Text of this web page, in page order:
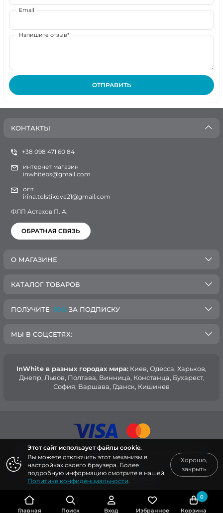
Главная Поиск Вход Избранное
0
Корзина
Email
Напишите отзыв*
ОТПРАВИТЬ
КОНТАКТЫ
+38 098 471 60 84
интернет магазин
inwhitebs@gmail.com
опт
irina.tolstikova21@gmail.com
ФЛП Астахов П. А.
ОБРАТНАЯ СВЯЗЬ
О МАГАЗИНЕ
КАТАЛОГ ТОВАРОВ
ПОЛУЧИТЕ -10% ЗА ПОДПИСКУ
МЫ В СОЦСЕТЯХ:
InWhite в разных городах мира: Киев, Oдесса, Харьков,
Днепр, Львов, Полтава, Винница, Констанца, Бухарест,
София, Варшава, Гданск, Кишинев
© 2015 — 2026, Интернет-магазин медицинской одежды
InWhite.
Сайт создан в Sago Group
Этот сайт использует файлы cookie.
Вы можете отключить этот механизм в
настройках своего браузера. Более
подробную информацию смотрите в нашей
Политике конфиденциальности.
Хорошо,
закрыть